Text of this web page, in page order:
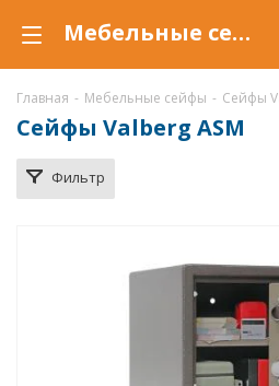
Мебельные сейфы Valberg ASM в Уфе, купить мебельные сейфы Valberg ASM по низкой цене, доставка сейфов
Главная - Мебельные сейфы - Сейфы
Сейфы Valberg ASM
Фильтр